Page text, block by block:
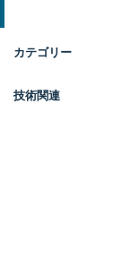
カテゴリー
技術関連